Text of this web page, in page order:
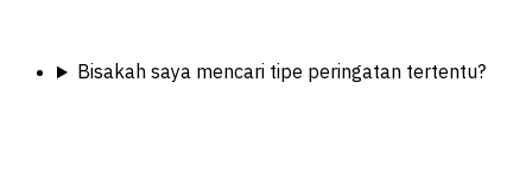
Bisakah saya mencari tipe peringatan tertentu?